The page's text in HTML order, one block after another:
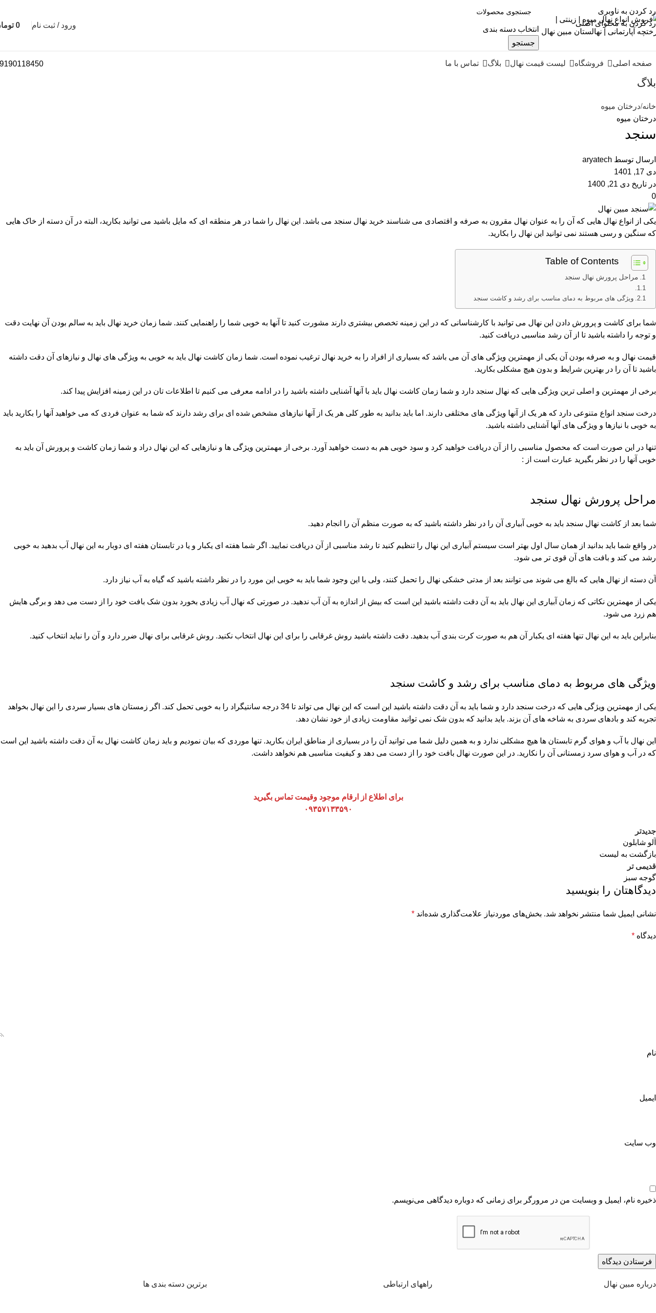
رد کردن به ناوبری
رد کردن به محتوای اصلی
انتخاب دسته بندی
جستجو
ورود / ثبت نام 0
صفحه اصلی فروشگاه لیست قیمت نهال بلاگ تماس با ما
بلاگ
خانه درختان میوه
درختان میوه
سنجد
ارسال توسط aryatech
دی 17, 1401
در تاریخ دی 21, 1400
0
یکی از انواع نهال هایی که آن را به عنوان نهال مقرون به صرفه و اقتصادی می شناسند خرید نهال سنجد می باشد. این نهال را شما در هر منطقه ای که مایل باشید می توانید بکارید، البته در آن دسته از خاک هایی
که سنگین و رسی هستند نمی توانید این نهال را بکارید.
Table of Contents
مراحل پرورش نهال سنجد
ویژگی های مربوط به دمای مناسب برای رشد و کاشت سنجد
شما برای کاشت و پرورش دادن این نهال می توانید با کارشناسانی که در این زمینه تخصص بیشتری دارند مشورت کنید تا آنها به خوبی شما را راهنمایی کنند. شما زمان خرید نهال باید به سالم بودن آن نهایت دقت
و توجه را داشته باشید تا از آن رشد مناسبی دریافت کنید.
قیمت نهال و به صرفه بودن آن یکی از مهمترین ویژگی های آن می باشد که بسیاری از افراد را به خرید نهال ترغیب نموده است. شما زمان کاشت نهال باید به خوبی به ویژگی های نهال و نیازهای آن دقت داشته
باشید تا آن را در بهترین شرایط و بدون هیچ مشکلی بکارید.
برخی از مهمترین و اصلی ترین ویژگی هایی که نهال سنجد دارد و شما زمان کاشت نهال باید با آنها آشنایی داشته باشید را در ادامه معرفی می کنیم تا اطلاعات تان در این زمینه افزایش پیدا کند.
درخت سنجد انواع متنوعی دارد که هر یک از آنها ویژگی های مختلفی دارند. اما باید بدانید به طور کلی هر یک از آنها نیازهای مشخص شده ای برای رشد دارند که شما به عنوان فردی که می خواهید آنها را بکارید باید
به خوبی با نیازها و ویژگی های آنها آشنایی داشته باشید.
تنها در این صورت است که محصول مناسبی را از آن دریافت خواهید کرد و سود خوبی هم به دست خواهید آورد. برخی از مهمترین ویژگی ها و نیازهایی که این نهال دراد و شما زمان کاشت و پرورش آن باید به
خوبی آنها را در نظر بگیرید عبارت است از :
مراحل پرورش نهال سنجد
شما بعد از کاشت نهال سنجد باید به خوبی آبیاری آن را در نظر داشته باشید که به صورت منظم آن را انجام دهید.
در واقع شما باید بدانید از همان سال اول بهتر است سیستم آبیاری این نهال را تنظیم کنید تا رشد مناسبی از آن دریافت نمایید. اگر شما هفته ای یکبار و یا در تابستان هفته ای دوبار به این نهال آب بدهید به خوبی
رشد می کند و بافت های آن قوی تر می شود.
آن دسته از نهال هایی که بالغ می شوند می توانند بعد از مدتی خشکی نهال را تحمل کنند، ولی با این وجود شما باید به خوبی این مورد را در نظر داشته باشید که گیاه به آب نیاز دارد.
یکی از مهمترین نکاتی که زمان آبیاری این نهال باید به آن دقت داشته باشید این است که بیش از اندازه به آن آب ندهید. در صورتی که نهال آب زیادی بخورد بدون شک بافت خود را از دست می دهد و برگی هایش
هم زرد می شود.
بنابراین باید به این نهال تنها هفته ای یکبار آن هم به صورت کرت بندی آب بدهید. دقت داشته باشید روش غرقابی را برای این نهال انتخاب نکنید. روش غرقابی برای نهال ضرر دارد و آن را نباید انتخاب کنید.
ویژگی های مربوط به دمای مناسب برای رشد و کاشت سنجد
یکی از مهمترین ویژگی هایی که درخت سنجد دارد و شما باید به آن دقت داشته باشید این است که این نهال می تواند تا 34 درجه سانتیگراد را به خوبی تحمل کند. اگر زمستان های بسیار سردی را این نهال بخواهد
تجربه کند و بادهای سردی به شاخه های آن بزند. باید بدانید که بدون شک نمی توانید مقاومت زیادی از خود نشان دهد.
این نهال با آب و هوای گرم تابستان ها هیچ مشکلی ندارد و به همین دلیل شما می توانید آن را در بسیاری از مناطق ایران بکارید. تنها موردی که بیان نمودیم و باید زمان کاشت نهال به آن دقت داشته باشید این است
که در آب و هوای سرد زمستانی آن را نکارید. در این صورت نهال بافت خود را از دست می دهد و کیفیت مناسبی هم نخواهد داشت.
برای اطلاع از ارقام موجود وقیمت تماس بگیرید
۰۹۳۵۷۱۳۳۵۹۰
جدیدتر
آلو شابلون
بازگشت به لیست
قدیمی تر
گوجه سبز
دیدگاهتان را بنویسید
نشانی ایمیل شما منتشر نخواهد شد. بخش‌های موردنیاز علامت‌گذاری شده‌اند *
دیدگاه *
نام
ایمیل
وب‌ سایت
ذخیره نام، ایمیل و وبسایت من در مرورگر برای زمانی که دوباره دیدگاهی می‌نویسم.
درباره مبین نهال راههای ارتباطی برترین دسته بندی ها